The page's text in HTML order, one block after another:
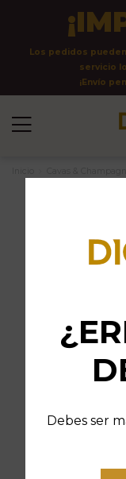
Debes ser
Los pedidos
servicio
¡Envío